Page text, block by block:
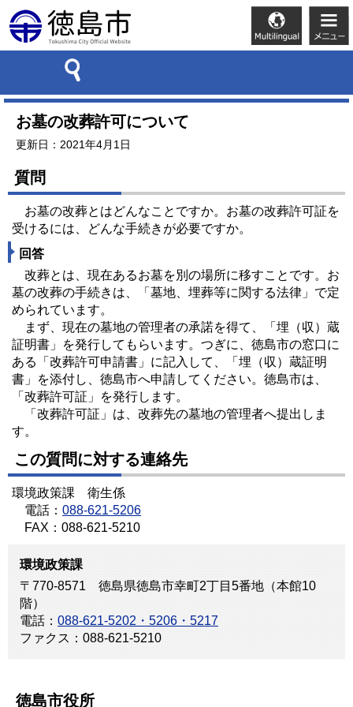
お墓の改葬許可について
更新日：2021年4月1日
質問
お墓の改葬とはどんなことですか。お墓の改葬許可証を
受けるには、どんな手続きが必要ですか。
回答
改葬とは、現在あるお墓を別の場所に移すことです。お
墓の改葬の手続きは、「墓地、埋葬等に関する法律」で定
められています。
まず、現在の墓地の管理者の承諾を得て、「埋（収）蔵
証明書」を発行してもらいます。つぎに、徳島市の窓口に
ある「改葬許可申請書」に記入して、「埋（収）蔵証明
書」を添付し、徳島市へ申請してください。徳島市は、
「改葬許可証」を発行します。
「改葬許可証」は、改葬先の墓地の管理者へ提出しま
す。
この質問に対する連絡先
環境政策課 衛生係
電話： 088-621-5206
FAX：088-621-5210
環境政策課
〒770-8571 徳島県徳島市幸町2丁目5番地（本館10
階）
電話： 088-621-5202・5206・5217
ファクス：088-621-5210
徳島市役所